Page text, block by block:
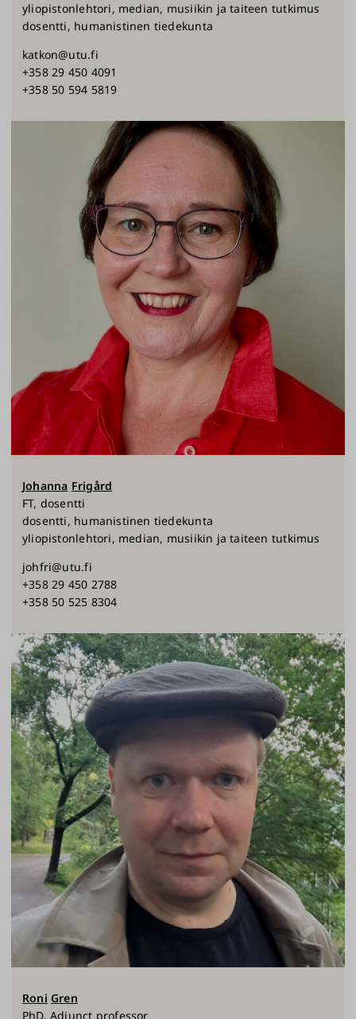
yliopistonlehtori, median, musiikin ja taiteen tutkimus
dosentti, humanistinen tiedekunta
katkon@utu.fi
+358 29 450 4091
+358 50 594 5819
Johanna Frigård
FT, dosentti
dosentti, humanistinen tiedekunta
yliopistonlehtori, median, musiikin ja taiteen tutkimus
johfri@utu.fi
+358 29 450 2788
+358 50 525 8304
Roni Gren
PhD, Adjunct professor